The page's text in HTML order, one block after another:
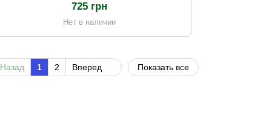
725 грн
Нет в наличии
Назад 1 2 Вперед Показать все